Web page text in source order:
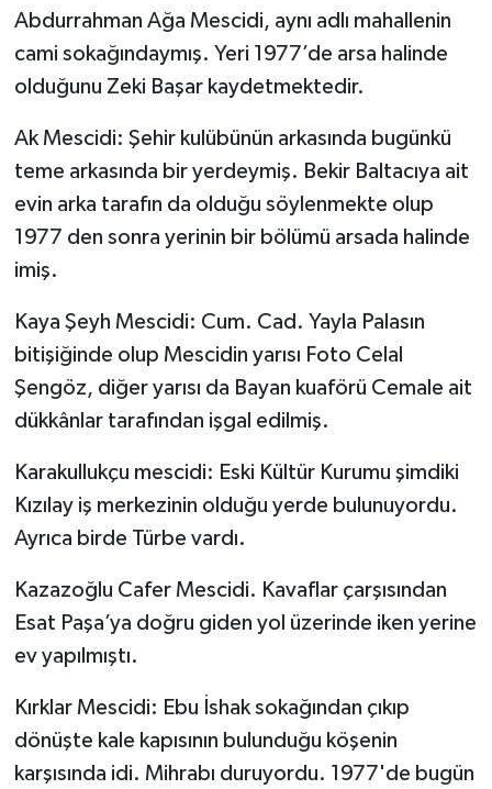
Abdurrahman Ağa Mescidi, aynı adlı mahallenin
cami sokağındaymış. Yeri 1977’de arsa halinde
olduğunu Zeki Başar kaydetmektedir.
Ak Mescidi: Şehir kulübünün arkasında bugünkü
teme arkasında bir yerdeymiş. Bekir Baltacıya ait
evin arka tarafın da olduğu söylenmekte olup
1977 den sonra yerinin bir bölümü arsada halinde
imiş.
Kaya Şeyh Mescidi: Cum. Cad. Yayla Palasın
bitişiğinde olup Mescidin yarısı Foto Celal
Şengöz, diğer yarısı da Bayan kuaförü Cemale ait
dükkânlar tarafından işgal edilmiş.
Karakullukçu mescidi: Eski Kültür Kurumu şimdiki
Kızılay iş merkezinin olduğu yerde bulunuyordu.
Ayrıca birde Türbe vardı.
Kazazoğlu Cafer Mescidi. Kavaflar çarşısından
Esat Paşa’ya doğru giden yol üzerinde iken yerine
ev yapılmıştı.
Kırklar Mescidi: Ebu İshak sokağından çıkıp
dönüşte kale kapısının bulunduğu köşenin
karşısında idi. Mihrabı duruyordu. 1977'de bugün